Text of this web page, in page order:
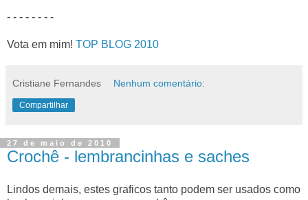
- - - - - - - -
Vota em mim! TOP BLOG 2010
Cristiane Fernandes Nenhum comentário:
Compartilhar
27 de maio de 2010
Crochê - lembrancinhas e saches
Lindos demais, estes graficos tanto podem ser usados como